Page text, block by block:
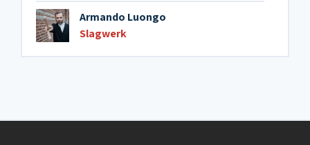
Armando Luongo
Slagwerk